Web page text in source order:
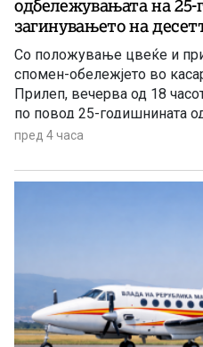
одбележувањата на
загинувањето на
резервисти на АРМ кај
Со положување цвеќе и
спомен-обележјето во
Прилеп, вечерва од 18
по повод 25-годишнината
Карпалак, во кој на 8
пред 4 часа